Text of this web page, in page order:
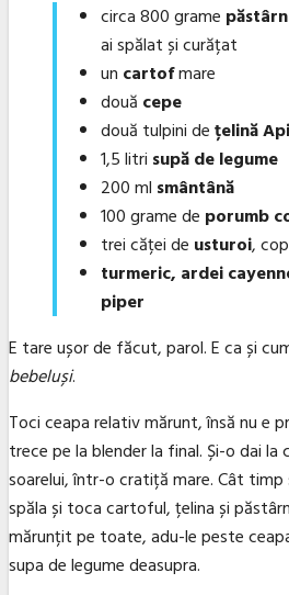
circa 800 grame
ai spălat și curățat
un cartofmare
două cepe
două tulpini dețelină
1,5 litri supă de legume
200 ml smântână
100 grame de porumb
trei căței de usturoi,
turmeric, ardei
piper
E tare ușor de făcut, parol. E ca și
bebeluși.
Toci ceapa relativ mărunt, însă nu e
trece pe la blender la final. Și-o dai
soarelui, într-o cratiță mare. Cât
spăla și toca cartoful, țelina și
mărunțit pe toate, adu-le peste
supa de legume deasupra.